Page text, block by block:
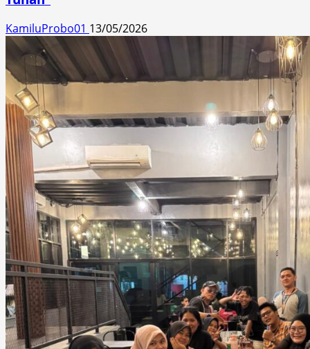
KamiluProbo01 13/05/2026